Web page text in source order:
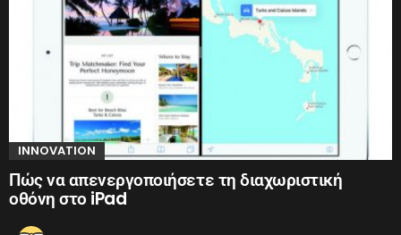
INNOVATION
Πώς να απενεργοποιήσετε τη διαχωριστική
οθόνη στο iPad